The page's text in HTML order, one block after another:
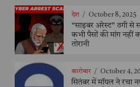
देश / October 8, 2025
“साइबर अरेस्ट” ठगी से
कभी पैसों की मांग नहीं
तोरानी
कारोबार / October 4,
सितंबर में मॉयल ने रचा